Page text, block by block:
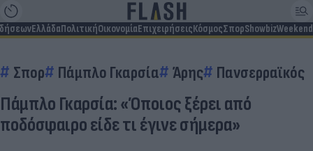
ΕλλάδαΠολιτικήΟικονομίαΕπιχειρήσειςΚόσμοςΣπορShowbizWeekend
Σπορ Πάμπλο Γκαρσία Άρης Πανσερραϊκός
Πάμπλο Γκαρσία: «Όποιος ξέρει από
ποδόσφαιρο είδε τι έγινε σήμερα»